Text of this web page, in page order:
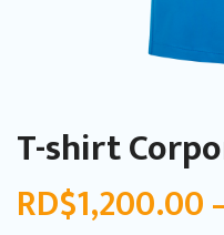
T-shirt
RD$1,200.00